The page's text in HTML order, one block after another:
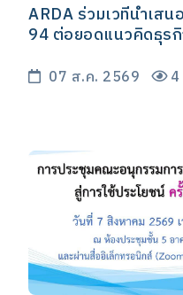
ARDA ร่วมเวทีนำเส
94 ต่อยอดแนวคิดธุร
07 ส.ค. 2569 4